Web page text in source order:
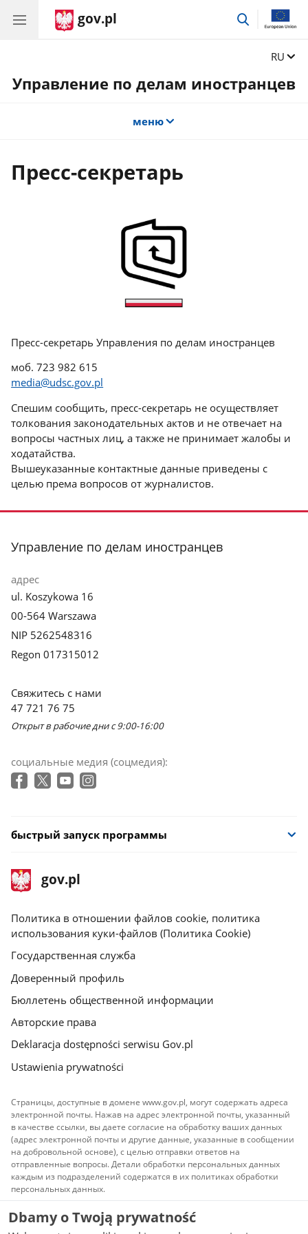
gov.pl поиск
RU
Управление по делам иностранцев
меню
Пресс-секретарь
Пресс-секретарь Управления по делам иностранцев
моб. 723 982 615
media@udsc.gov.pl
Спешим сообщить, пресс-секретарь не осуществляет
толкования законодательных актов и не отвечает на
вопросы частных лиц, а также не принимает жалобы и
ходатайства.
Вышеуказанные контактные данные приведены с
целью према вопросов от журналистов.
stopka
Управление по делам иностранцев
адрес
ul. Koszykowa 16
00-564 Warszawa
NIP 5262548316
Regon 017315012
Свяжитесь с нами
47 721 76 75
Открыт в рабочие дни с 9:00-16:00
социальные медия (соцмедия):
быстрый запуск программы
stopka
gov.pl
Главная
gov.pl
gov.pl
Политика в отношении файлов cookie, политика
использования куки-файлов (Политика Cookie)
Государственная служба
Доверенный профиль
Бюллетень общественной информации
Авторские права
Deklaracja dostępności serwisu Gov.pl
Ustawienia prywatności
Страницы, доступные в домене www.gov.pl, могут содержать адреса
электронной почты. Нажав на адрес электронной почты, указанный
в качестве ссылки, вы даете согласие на обработку ваших данных
(адрес электронной почты и другие данные, указанные в сообщении
на добровольной основе), с целью отправки ответов на
отправленные вопросы. Детали обработки персональных данных
каждым из подразделений содержатся в их политиках обработки
персональных данных.
Весь контент, публикуемый на сайте, доступен по
лицензииАтрибуция Creative Commons 3.0 PL
Dbamy o Twoją prywatność